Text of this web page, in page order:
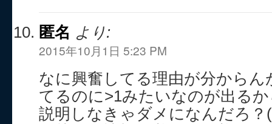
匿名 より:
2015年10月1日 5:23 PM
なに興奮してる理由が分からん
てるのに>1みたいなのが出る
説明しなきゃダメになんだろ？